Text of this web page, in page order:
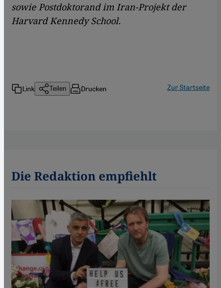
sowie Postdoktorand im Iran-Projekt der
Harvard Kennedy School.
Link Teilen Drucken Zur Startseite
Die Redaktion empfiehlt